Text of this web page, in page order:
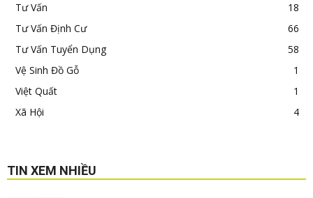
Tư Vấn
18
Tư Vấn Định Cư
66
Tư Vấn Tuyển Dụng
58
Vệ Sinh Đồ Gỗ
1
Việt Quất
1
Xã Hội
4
TIN XEM NHIỀU